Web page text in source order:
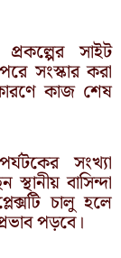
সাইট
সংস্কার করা
কারণে কাজ শেষ
সংখ্যা
বাসিন্দা
চালু হলে
পড়বে।